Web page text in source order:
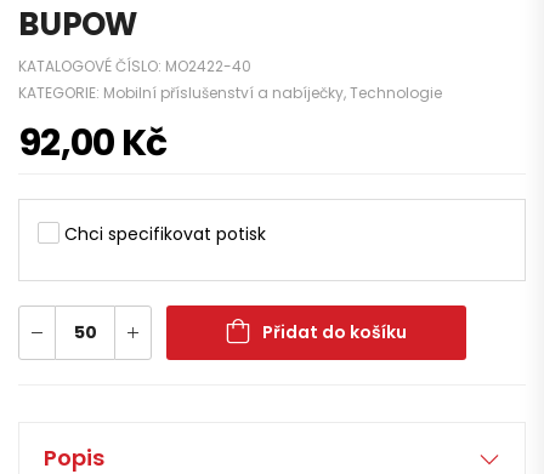
BUPOW
KATALOGOVÉ ČÍSLO: MO2422-40
KATEGORIE: Mobilní příslušenství a nabíječky,Technologie
92,00Kč
Chci specifikovat potisk
Přidat do košíku
Popis